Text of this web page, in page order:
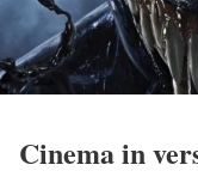
Cinema in